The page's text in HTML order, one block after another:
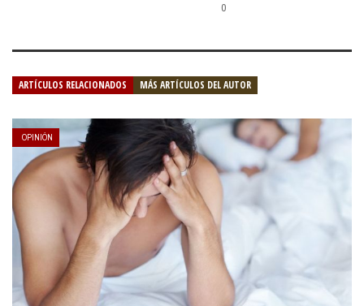
0
ARTÍCULOS RELACIONADOS MÁS ARTÍCULOS DEL AUTOR
OPINIÓN